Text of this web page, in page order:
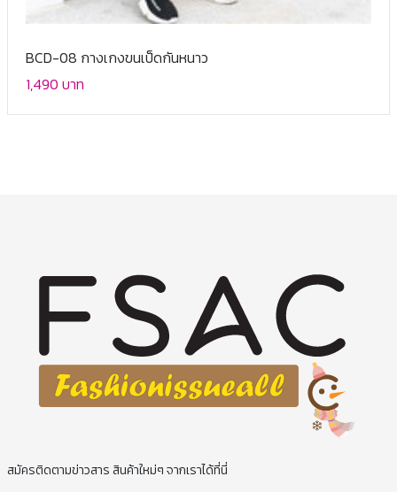
BCD-08 กางเกงขนเป็ดกันหนาว
1,490 บาท
สมัครติดตามข่าวสาร สินค้าใหม่ๆ จากเราได้ที่นี่